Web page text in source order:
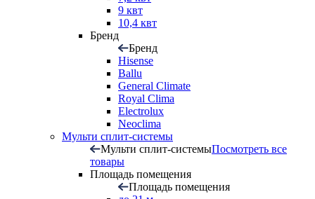
9 квт
10,4 квт
Бренд
Бренд
Hisense
Ballu
General Climate
Royal Clima
Electrolux
Neoclima
Мульти сплит-системы
Мульти сплит-системыПосмотреть все
товары
Площадь помещения
Площадь помещения